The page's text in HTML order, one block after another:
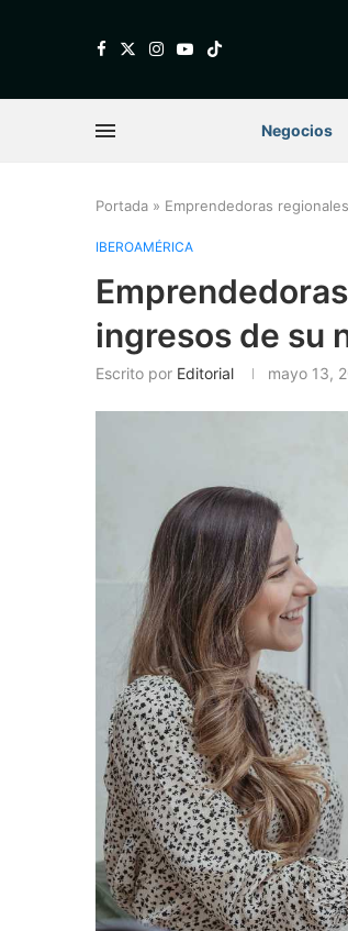
Negocios
Portada » Emprendedoras
IBEROAMÉRICA
ingresos de su
Escrito por Editorial mayo 13,